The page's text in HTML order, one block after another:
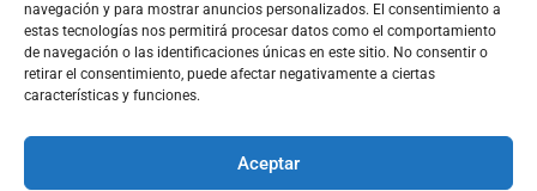
navegación y para mostrar anuncios personalizados. El consentimiento a
estas tecnologías nos permitirá procesar datos como el comportamiento
de navegación o las identificaciones únicas en este sitio. No consentir o
retirar el consentimiento, puede afectar negativamente a ciertas
características y funciones.
Aceptar
Navegación